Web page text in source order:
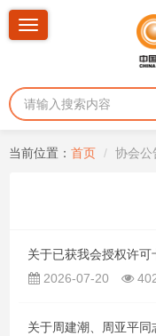
Toggle
当前位置： 首页 协会公
关于已获我会授权许
2026-07-20
关于周建潮、周亚平